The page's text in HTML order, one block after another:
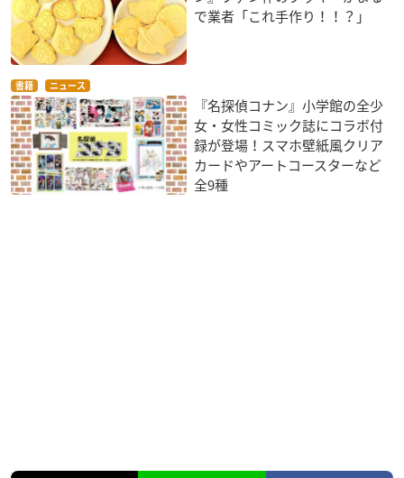
で業者「これ手作り！！？」
書籍 ニュース
『名探偵コナン』小学館の全少
女・女性コミック誌にコラボ付
録が登場！スマホ壁紙風クリア
カードやアートコースターなど
全9種